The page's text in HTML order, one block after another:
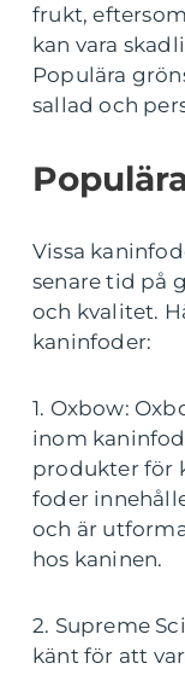
frukt,
kan vara
Populära
sallad och
Vissa
senare tid på
och kvalitet.
kaninfoder:
1. Oxbow:
inom
produkter för
foder
och är
hos kaninen.
2. Supreme
känt för att